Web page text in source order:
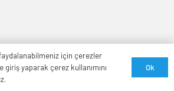
için çerezler
giriş yaparak çerez kullanımını
Ok